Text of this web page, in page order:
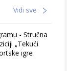
Vidi sve
- Stručna
„Tekući
igre